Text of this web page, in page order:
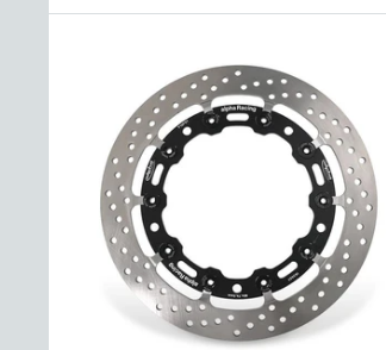
格